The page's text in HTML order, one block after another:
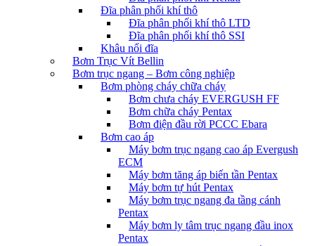
Đĩa phân phối khí thô
Đĩa phân phối khí thô LTD
Đĩa phân phối khí thô SSI
Khâu nối đĩa
Bơm Trục Vít Bellin
Bơm trục ngang – Bơm công nghiệp
Bơm phòng cháy chữa cháy
Bơm chưa cháy EVERGUSH FF
Bơm chữa cháy Pentax
Bơm điện đầu rời PCCC Ebara
Bơm cao áp
Máy bơm trục ngang cao áp Evergush
ECM
Máy bơm tăng áp biến tần Pentax
Máy bơm tự hút Pentax
Máy bơm trục ngang đa tầng cánh
Pentax
Máy bơm ly tâm trục ngang đầu inox
Pentax